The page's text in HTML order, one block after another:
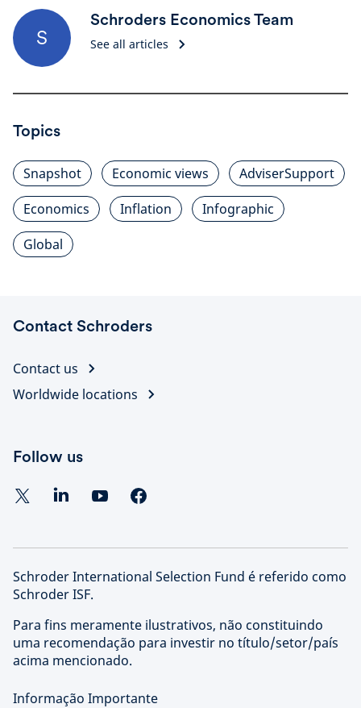
S
Schroders Economics Team
See all articles
Topics
Snapshot Economic views
AdviserSupport
Economics
Inflation
Infographic
Global
Contact Schroders
Contact us
Worldwide locations
Follow us
Schroder International Selection Fund é referido como
Schroder ISF.
Para fins meramente ilustrativos, não constituindo
uma recomendação para investir no título/setor/país
acima mencionado.
Informação Importante